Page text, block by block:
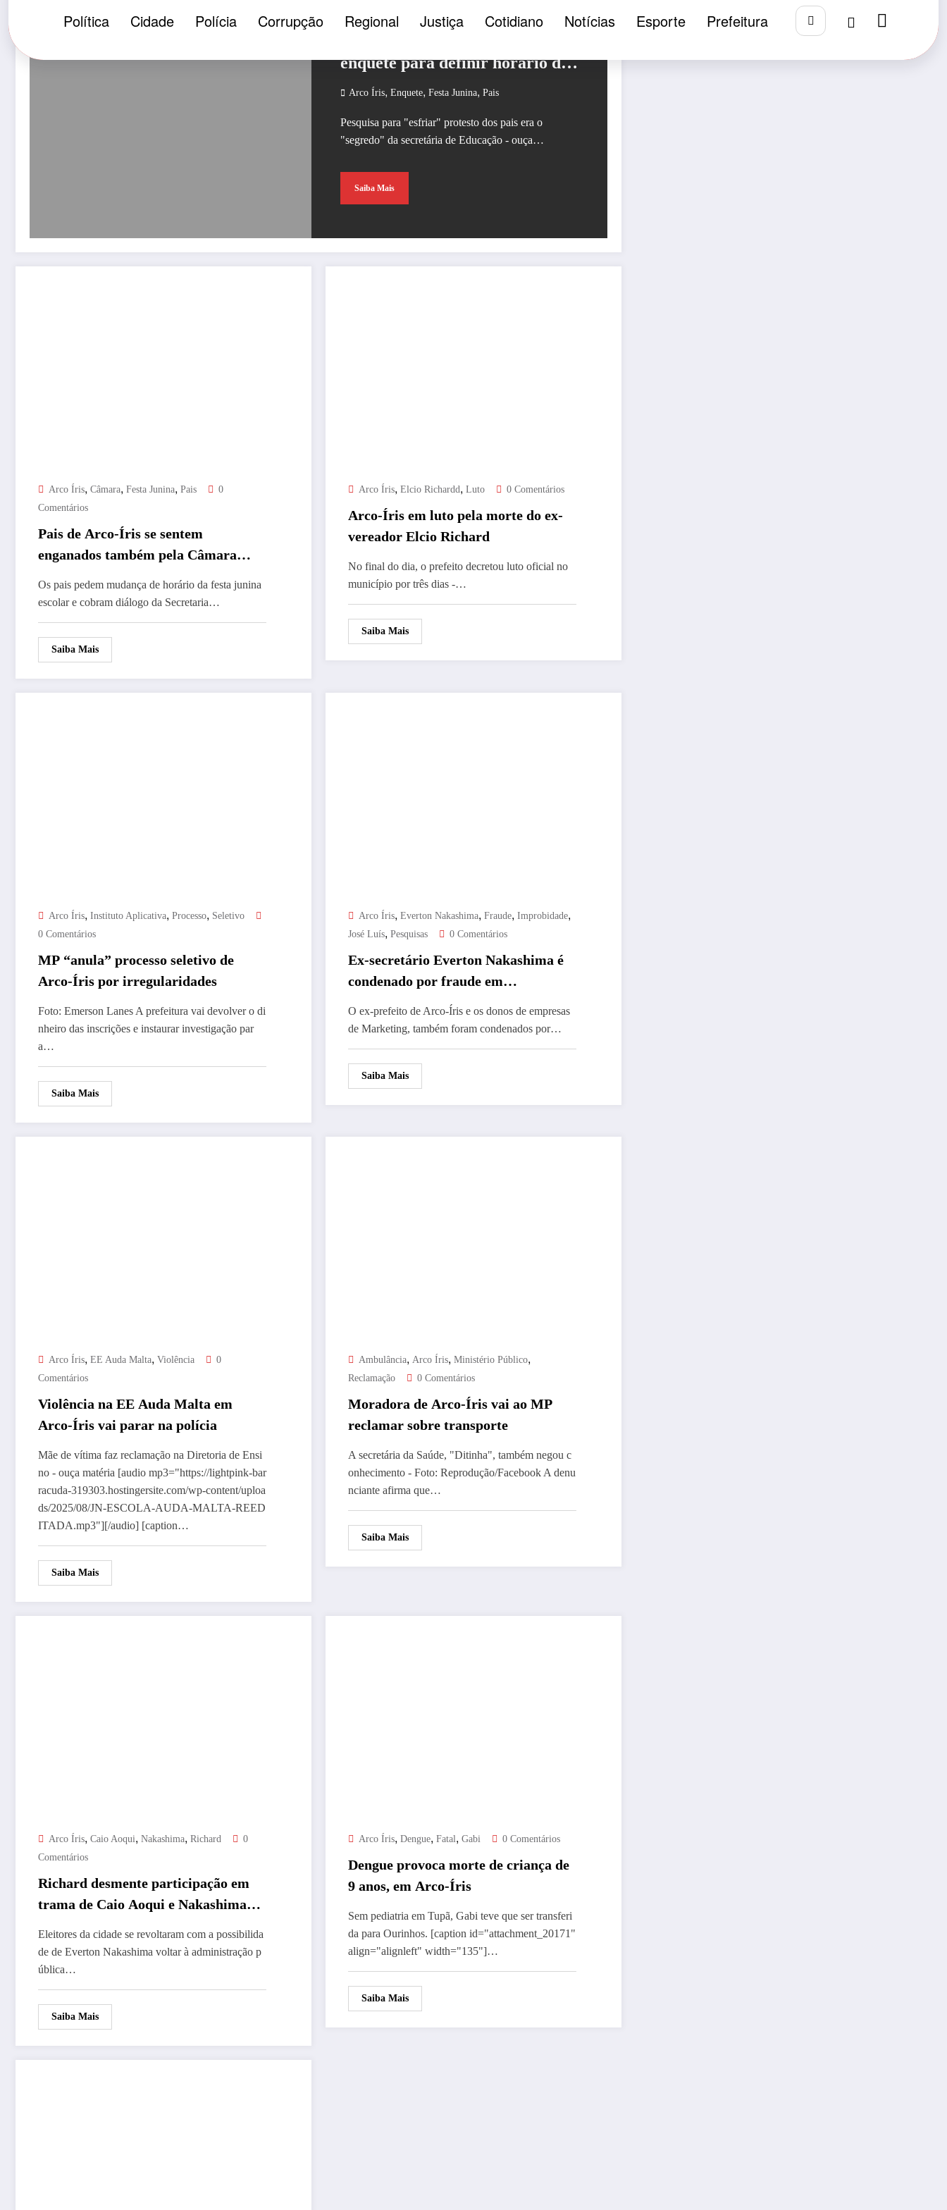
Política Cidade Polícia Corrupção Regional Justiça Cotidiano Notícias Esporte Prefeitura
Após protesto, pais de Arco-Íris
enquete para definir horário da
festa junina
Arco Íris, Enquete, Festa Junina, Pais
Pesquisa para "esfriar" protesto dos pais era o
"segredo" da secretária de Educação - ouça…
Saiba Mais
Arco Íris, Câmara, Festa Junina, Pais
0
Comentários
Pais de Arco-Íris se sentem
enganados também pela Câmara
Os pais pedem mudança de horário da festa junina
escolar e cobram diálogo da Secretaria…
Saiba Mais
Arco Íris, Elcio Richardd, Luto 0 Comentários
Arco-Íris em luto pela morte do ex-
vereador Elcio Richard
No final do dia, o prefeito decretou luto oficial no
município por três dias -…
Saiba Mais
Arco Íris, Instituto Aplicativa, Processo, Seletivo
0 Comentários
MP “anula” processo seletivo de
Arco-Íris por irregularidades
Foto: Emerson Lanes A prefeitura vai devolver o di
nheiro das inscrições e instaurar investigação par
a…
Saiba Mais
Arco Íris, Everton Nakashima, Fraude, Improbidade,
José Luís, Pesquisas 0 Comentários
Ex-secretário Everton Nakashima é
condenado por fraude em
O ex-prefeito de Arco-Íris e os donos de empresas
de Marketing, também foram condenados por…
Saiba Mais
Arco Íris, EE Auda Malta, Violência
0
Comentários
Violência na EE Auda Malta em
Arco-Íris vai parar na polícia
Mãe de vítima faz reclamação na Diretoria de Ensi
no - ouça matéria [audio mp3="https://lightpink-bar
racuda-319303.hostingersite.com/wp-content/uploa
ds/2025/08/JN-ESCOLA-AUDA-MALTA-REED
ITADA.mp3"][/audio] [caption…
Saiba Mais
Ambulância, Arco Íris, Ministério Público,
Reclamação 0 Comentários
Moradora de Arco-Íris vai ao MP
reclamar sobre transporte
A secretária da Saúde, "Ditinha", também negou c
onhecimento - Foto: Reprodução/Facebook A denu
nciante afirma que…
Saiba Mais
Arco Íris, Caio Aoqui, Nakashima, Richard
0
Comentários
Richard desmente participação em
trama de Caio Aoqui e Nakashima
Eleitores da cidade se revoltaram com a possibilida
de de Everton Nakashima voltar à administração p
ública…
Saiba Mais
Arco Íris, Dengue, Fatal, Gabi 0 Comentários
Dengue provoca morte de criança de
9 anos, em Arco-Íris
Sem pediatria em Tupã, Gabi teve que ser transferi
da para Ourinhos. [caption id="attachment_20171"
align="alignleft" width="135"]…
Saiba Mais